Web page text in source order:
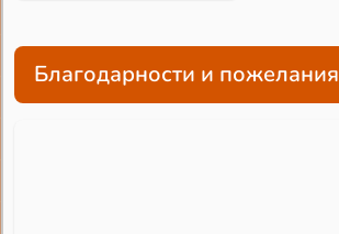
Благодарности и пожелания